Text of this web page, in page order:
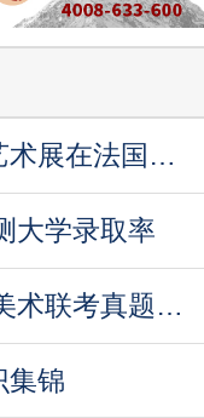
第五届UWEE卢浮宫国际艺术展在法国巴黎成功举
大学录取率
2020届美术生必备｜历年美术联考真题汇总
集锦